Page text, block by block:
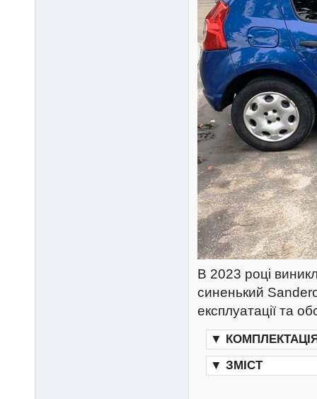
В 2023 році
синенький
експлуатації та
▼
▼ ЗМІСТ